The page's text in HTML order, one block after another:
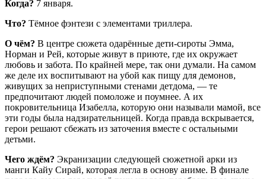
Когда? 7 января.
Что? Тёмное фэнтези с элементами триллера.
О чём? В центре сюжета одарённые дети-сироты Эмма,
Норман и Рей, которые живут в приюте, где их окружает
любовь и забота. По крайней мере, так они думали. На самом
же деле их воспитывают на убой как пищу для демонов,
живущих за неприступными стенами детдома, — те
предпочитают людей помоложе и поумнее. А их
покровительница Изабелла, которую они называли мамой, все
эти годы была надзирательницей. Когда правда вскрывается,
герои решают сбежать из заточения вместе с остальными
детьми.
Чего ждём? Экранизации следующей сюжетной арки из
манги Кайу Сирай, которая легла в основу аниме. В финале